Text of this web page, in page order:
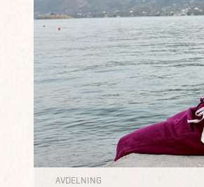
AVDELNING